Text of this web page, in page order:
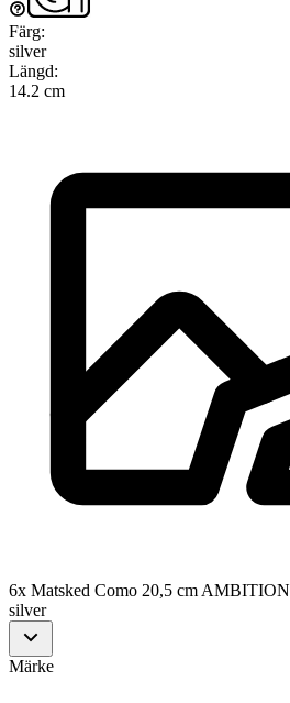
Färg:
silver
Längd:
14.2 cm
6x Matsked Como 20,5 cm AMBITION
silver
Märke